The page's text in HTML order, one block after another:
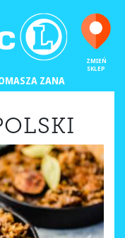
ZMIEŃ
SKLEP
ZANA